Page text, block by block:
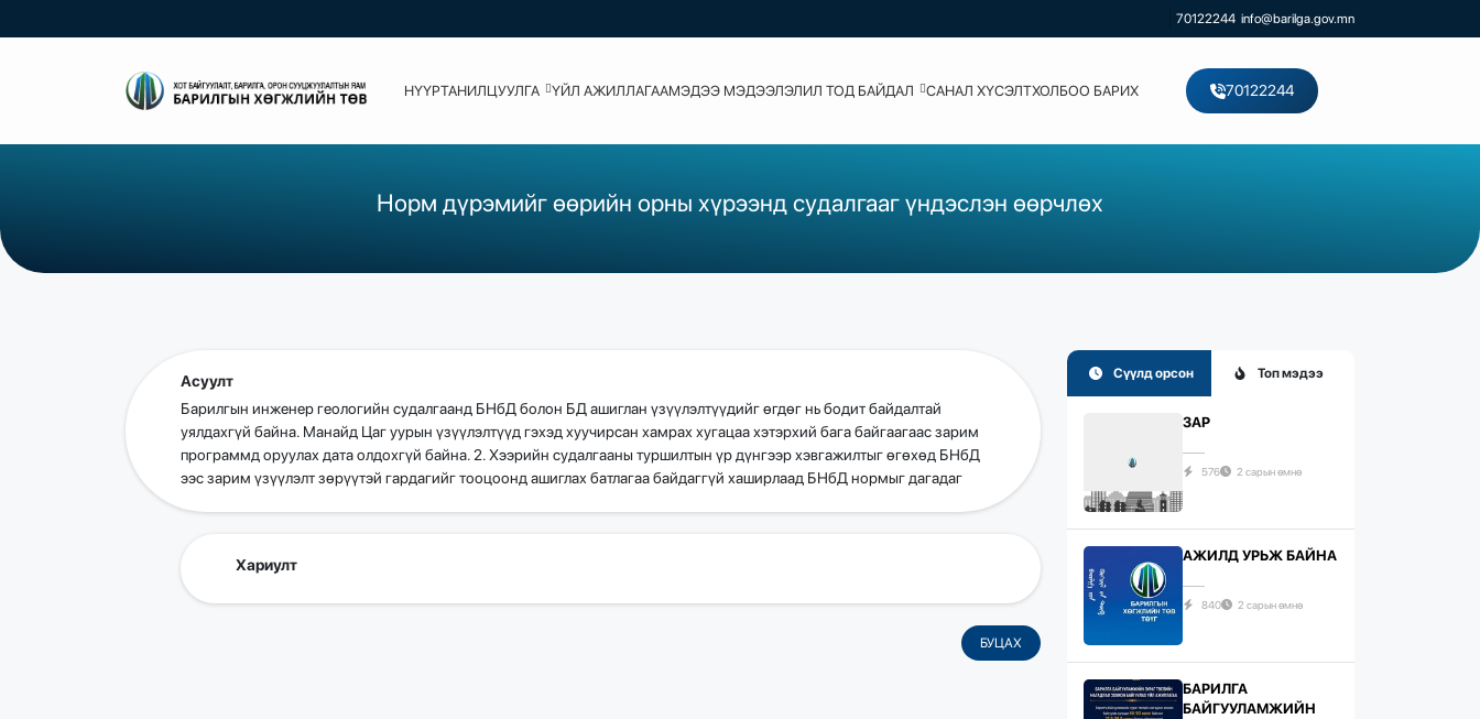
70122244 info@barilga.gov.mn
НҮҮРТАНИЛЦУУЛГА ҮЙЛ АЖИЛЛАГААМЭДЭЭ МЭДЭЭЛЭЛИЛ ТОД БАЙДАЛ САНАЛ ХҮСЭЛТХОЛБОО БАРИХ 70122244
Норм дүрэмийг өөрийн орны хүрээнд судалгааг үндэслэн өөрчлөх
Асуулт
Барилгын инженер геологийн судалгаанд БНбД болон БД ашиглан үзүүлэлтүүдийг өгдөг нь бодит байдалтай
уялдахгүй байна. Манайд Цаг уурын үзүүлэлтүүд гэхэд хуучирсан хамрах хугацаа хэтэрхий бага байгаагаас зарим
программд оруулах дата олдохгүй байна. 2. Хээрийн судалгааны туршилтын үр дүнгээр хэвгажилтыг өгөхөд БНбД
ээс зарим үзүүлэлт зөрүүтэй гардагийг тооцоонд ашиглах батлагаа байдаггүй хаширлаад БНбД нормыг дагадаг
Хариулт
БУЦАХ
Сүүлд орсон Топ мэдээ
ЗАР
576 2 сарын өмнө
АЖИЛД УРЬЖ БАЙНА
840 2 сарын өмнө
БАРИЛГА
БАЙГУУЛАМЖИЙН